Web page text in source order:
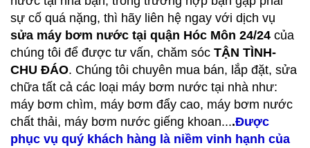
sự cố quá nặng, thì hãy liên hệ ngay với dịch vụ
sửa máy bơm nước tại quận Hóc Môn 24/24 của
chúng tôi để được tư vấn, chăm sóc TẬN TÌNH-
CHU ĐÁO. Chúng tôi chuyên mua bán, lắp đặt, sửa
chữa tất cả các loại máy bơm nước tại nhà như:
máy bơm chìm, máy bơm đẩy cao, máy bơm nước
chất thải, máy bơm nước giếng khoan....Được
phục vụ quý khách hàng là niềm vinh hạnh của